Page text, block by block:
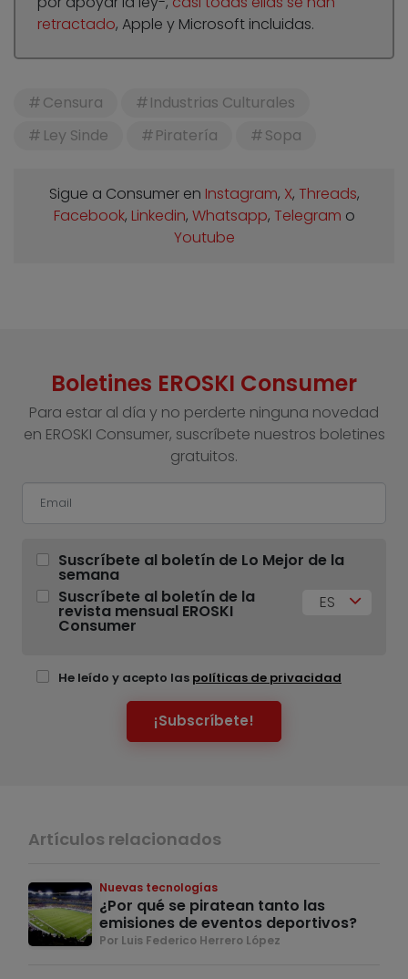
retractado, Apple y Microsoft incluidas.
Censura
Industrias Culturales
Ley Sinde
Piratería Sopa
Sigue a Consumer en Instagram, X, Threads,
Facebook, Linkedin, Whatsapp, Telegram o
Youtube
Boletines EROSKI Consumer
Para estar al día y no perderte ninguna novedad
en EROSKI Consumer, suscríbete nuestros boletines
gratuitos.
Suscríbete al boletín de Lo Mejor de la
semana
Suscríbete al boletín de la
revista mensual EROSKI
Consumer
ES
He leído y acepto las políticas de privacidad
¡Subscríbete!
Artículos relacionados
Nuevas tecnologías
¿Por qué se piratean tanto las
emisiones de eventos deportivos?
Por Luis Federico Herrero López